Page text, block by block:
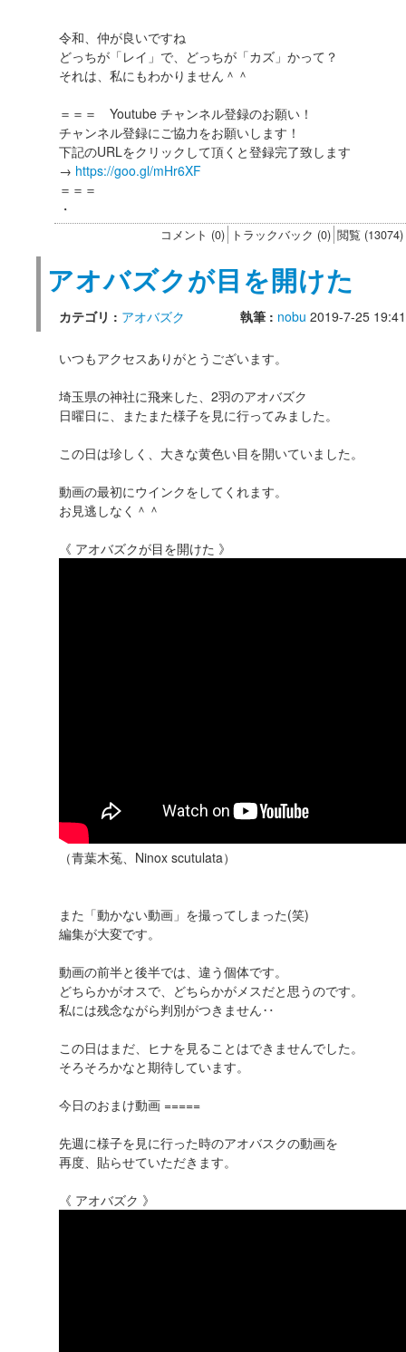
令和、仲が良いですね
どっちが「レイ」で、どっちが「カズ」かって？
それは、私にもわかりません＾＾
＝＝＝ Youtube チャンネル登録のお願い！
チャンネル登録にご協力をお願いします！
下記のURLをクリックして頂くと登録完了致します
→ https://goo.gl/mHr6XF
＝＝＝
・
コメント (0) トラックバック (0) 閲覧 (13074)
アオバズクが目を開けた
カテゴリ : アオバズク 執筆 : nobu 2019-7-25 19:41
いつもアクセスありがとうございます。
埼玉県の神社に飛来した、2羽のアオバズク
日曜日に、またまた様子を見に行ってみました。
この日は珍しく、大きな黄色い目を開いていました。
動画の最初にウインクをしてくれます。
お見逃しなく＾＾
《 アオバズクが目を開けた 》
（青葉木菟、Ninox scutulata）
また「動かない動画」を撮ってしまった(笑)
編集が大変です。
動画の前半と後半では、違う個体です。
どちらかがオスで、どちらかがメスだと思うのです。
私には残念ながら判別がつきません‥
この日はまだ、ヒナを見ることはできませんでした。
そろそろかなと期待しています。
今日のおまけ動画 =====
先週に様子を見に行った時のアオバスクの動画を
再度、貼らせていただきます。
《 アオバズク 》